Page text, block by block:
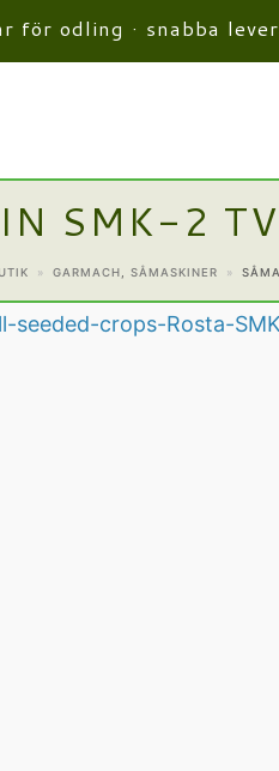
för odling · snabba
SMK-2
» GARMACH SÅMASKINER »